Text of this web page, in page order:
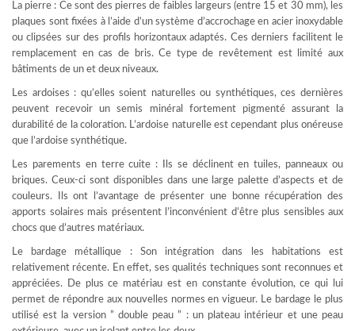
La pierre : Ce sont des pierres de faibles largeurs (entre 15 et 30 mm), les
plaques sont fixées à l’aide d’un système d’accrochage en acier inoxydable
ou clipsées sur des profils horizontaux adaptés. Ces derniers facilitent le
remplacement en cas de bris. Ce type de revêtement est limité aux
bâtiments de un et deux niveaux.
Les ardoises : qu’elles soient naturelles ou synthétiques, ces dernières
peuvent recevoir un semis minéral fortement pigmenté assurant la
durabilité de la coloration. L’ardoise naturelle est cependant plus onéreuse
que l’ardoise synthétique.
Les parements en terre cuite : Ils se déclinent en tuiles, panneaux ou
briques. Ceux-ci sont disponibles dans une large palette d’aspects et de
couleurs. Ils ont l’avantage de présenter une bonne récupération des
apports solaires mais présentent l’inconvénient d’être plus sensibles aux
chocs que d’autres matériaux.
Le bardage métallique : Son intégration dans les habitations est
relativement récente. En effet, ses qualités techniques sont reconnues et
appréciées. De plus ce matériau est en constante évolution, ce qui lui
permet de répondre aux nouvelles normes en vigueur. Le bardage le plus
utilisé est la version ” double peau ” : un plateau intérieur et une peau